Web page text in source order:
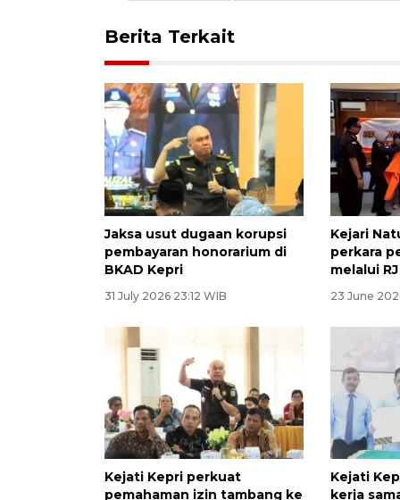
Berita Terkait
Jaksa usut dugaan korupsi
pembayaran honorarium di
BKAD Kepri
31 July 2026 23:12 WIB
Kejari
perkara
melalui RJ
23 June
Kejati Kepri perkuat
pemahaman izin tambang ke
Kejati
kerja